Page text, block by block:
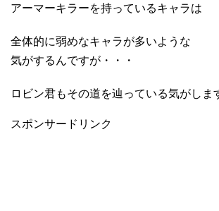
アーマーキラーを持っているキャラは
全体的に弱めなキャラが多いような
気がするんですが・・・
ロビン君もその道を辿っている気がしま
スポンサードリンク